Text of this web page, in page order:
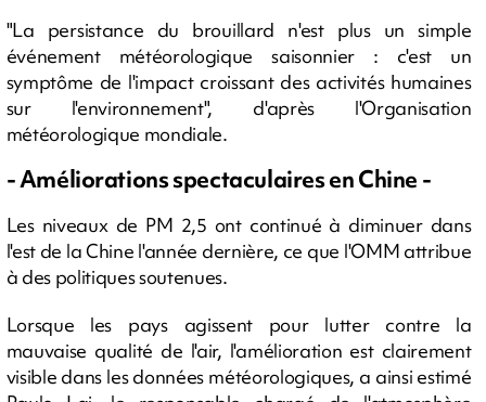
"La persistance du brouillard n'est plus un simple
événement météorologique saisonnier : c'est un
symptôme de l'impact croissant des activités humaines
sur l'environnement", d'après l'Organisation
météorologique mondiale.
- Améliorations spectaculaires en Chine -
Les niveaux de PM 2,5 ont continué à diminuer dans
l'est de la Chine l'année dernière, ce que l'OMM attribue
à des politiques soutenues.
Lorsque les pays agissent pour lutter contre la
mauvaise qualité de l'air, l'amélioration est clairement
visible dans les données météorologiques, a ainsi estimé